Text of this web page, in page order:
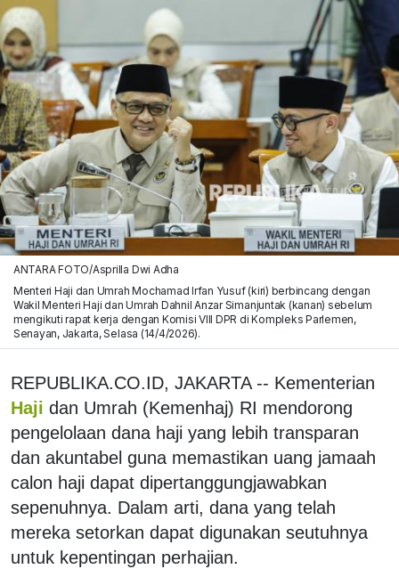
ANTARA FOTO/Asprilla Dwi Adha
Menteri Haji dan Umrah Mochamad Irfan Yusuf (kiri) berbincang dengan
Wakil Menteri Haji dan Umrah Dahnil Anzar Simanjuntak (kanan) sebelum
mengikuti rapat kerja dengan Komisi VIII DPR di Kompleks Parlemen,
Senayan, Jakarta, Selasa (14/4/2026).
REPUBLIKA.CO.ID, JAKARTA -- Kementerian
Haji dan Umrah (Kemenhaj) RI mendorong
pengelolaan dana haji yang lebih transparan
dan akuntabel guna memastikan uang jamaah
calon haji dapat dipertanggungjawabkan
sepenuhnya. Dalam arti, dana yang telah
mereka setorkan dapat digunakan seutuhnya
untuk kepentingan perhajian.